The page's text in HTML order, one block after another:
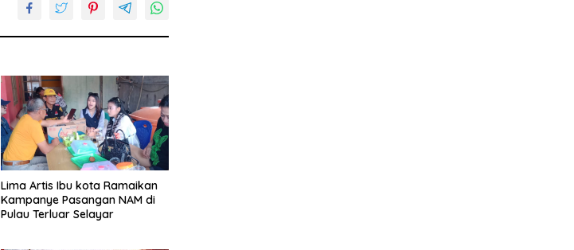
Lima Artis Ibu kota Ramaikan
Kampanye Pasangan NAM di
Pulau Terluar Selayar